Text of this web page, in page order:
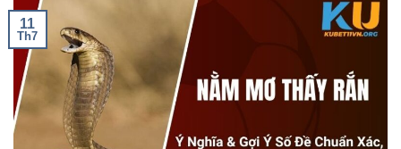
11
Th7